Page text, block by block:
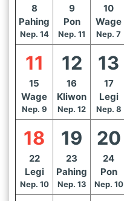
8
Pahing
Nep. 14
9
Pon
Nep. 11
10
Wage
Nep. 7
11
15
Wage
Nep. 9
12
16
Kliwon
Nep. 12
13
17
Legi
Nep. 8
18
22
Legi
Nep. 10
19
23
Pahing
Nep. 13
20
24
Pon
Nep. 10